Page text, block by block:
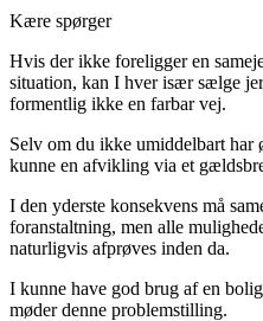
Kære spørger
Hvis der ikke foreligger en
situation, kan I hver især sælge
formentlig ikke en farbar vej.
Selv om du ikke umiddelbart har
kunne en afvikling via et
I den yderste konsekvens må
foranstaltning, men alle
naturligvis afprøves inden da.
I kunne have god brug af en
møder denne problemstilling.